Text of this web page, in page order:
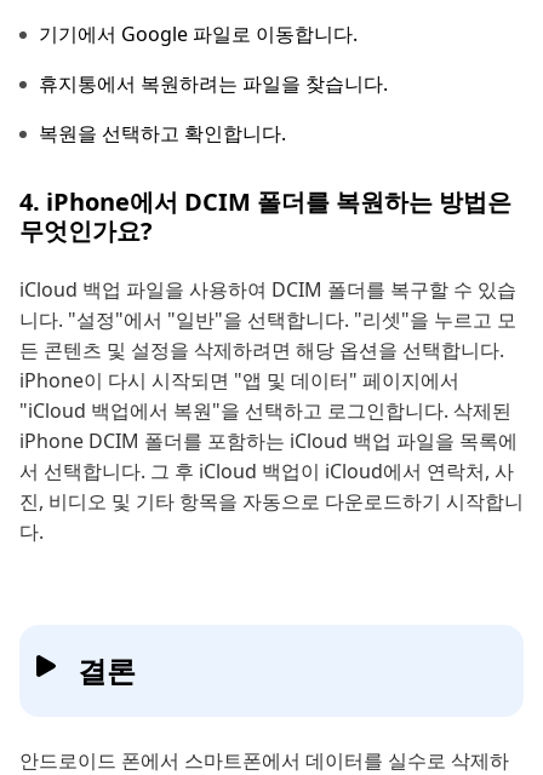
기기에서 Google 파일로 이동합니다.
휴지통에서 복원하려는 파일을 찾습니다.
복원을 선택하고 확인합니다.
4. iPhone에서 DCIM 폴더를 복원하는 방법은
무엇인가요?
iCloud 백업 파일을 사용하여 DCIM 폴더를 복구할 수 있습
니다. "설정"에서 "일반"을 선택합니다. "리셋"을 누르고 모
든 콘텐츠 및 설정을 삭제하려면 해당 옵션을 선택합니다.
iPhone이 다시 시작되면 "앱 및 데이터" 페이지에서
"iCloud 백업에서 복원"을 선택하고 로그인합니다. 삭제된
iPhone DCIM 폴더를 포함하는 iCloud 백업 파일을 목록에
서 선택합니다. 그 후 iCloud 백업이 iCloud에서 연락처, 사
진, 비디오 및 기타 항목을 자동으로 다운로드하기 시작합니
다.
결론
안드로이드 폰에서 스마트폰에서 데이터를 실수로 삭제하